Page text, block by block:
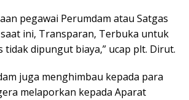
pegawai Perumdam atau Satgas
ini, Transparan, Terbuka untuk
tidak dipungut biaya,” ucap plt. Dirut.
juga menghimbau kepada para
melaporkan kepada Aparat